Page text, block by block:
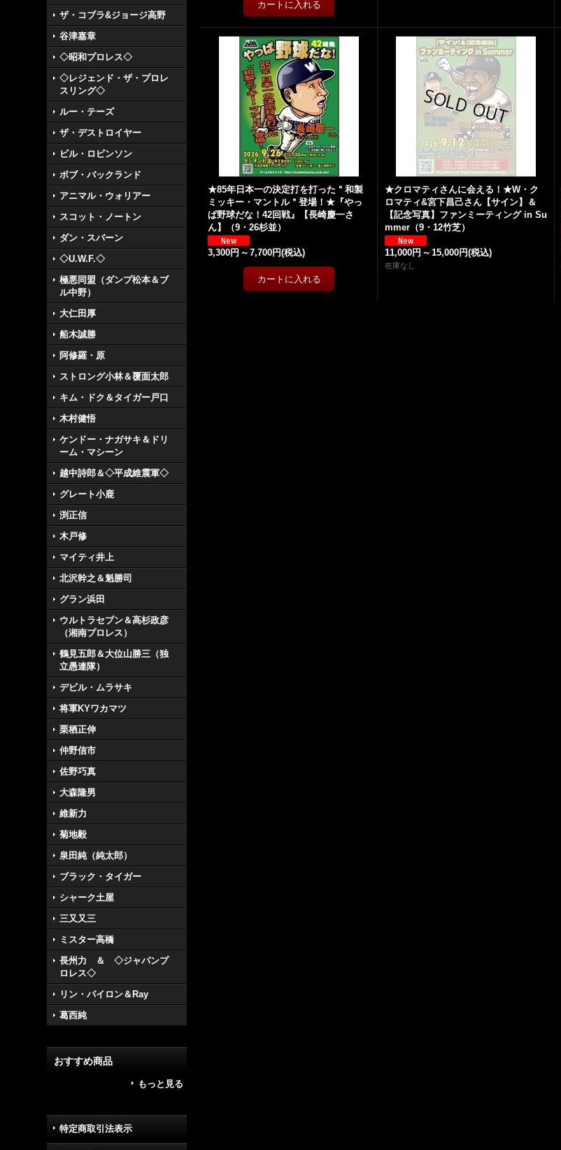
ザ・コブラ&ジョージ高野
谷津嘉章
◇昭和プロレス◇
◇レジェンド・ザ・プロレ
スリング◇
ルー・テーズ
ザ・デストロイヤー
ビル・ロビンソン
ボブ・バックランド
アニマル・ウォリアー
スコット・ノートン
ダン・スバーン
◇U.W.F.◇
極悪同盟（ダンプ松本＆ブ
ル中野）
大仁田厚
船木誠勝
阿修羅・原
ストロング小林＆覆面太郎
キム・ドク＆タイガー戸口
木村健悟
ケンドー・ナガサキ＆ドリ
ーム・マシーン
越中詩郎＆◇平成維震軍◇
グレート小鹿
渕正信
木戸修
マイティ井上
北沢幹之＆魁勝司
グラン浜田
ウルトラセブン＆高杉政彦
（湘南プロレス）
鶴見五郎＆大位山勝三（独
立愚連隊）
デビル・ムラサキ
将軍KYワカマツ
栗栖正伸
仲野信市
佐野巧真
大森隆男
維新力
菊地毅
泉田純（純太郎）
ブラック・タイガー
シャーク土屋
三又又三
ミスター高橋
長州力 ＆ ◇ジャパンプ
ロレス◇
リン・バイロン＆Ray
葛西純
おすすめ商品
もっと見る
特定商取引法表示
★85年日本一の決定打を打った＂和製
ミッキー・マントル＂登場！★『やっ
ぱ野球だな！42回戦』【長崎慶一さ
ん】（9・26杉並）
3,300円 ～ 7,700円(税込)
★クロマティさんに会える！★W・ク
ロマティ&宮下昌己さん【サイン】＆
【記念写真】ファンミーティング in Su
mmer（9・12竹芝）
11,000円 ～ 15,000円(税込)
在庫なし